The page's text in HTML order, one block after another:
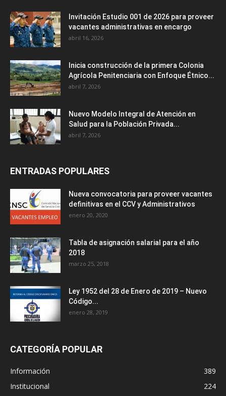
Invitación Estudio 001 de 2026 para proveer
vacantes administrativas en encargo
abril 16, 2026
Inicia construcción de la primera Colonia
Agrícola Penitenciaria con Enfoque Étnico...
abril 7, 2026
Nuevo Modelo Integral de Atención en
Salud para la Población Privada...
abril 7, 2026
ENTRADAS POPULARES
Nueva convocatoria para proveer vacantes
definitivas en el CCV y Administrativos
enero 20, 2020
Tabla de asignación salarial para el año
2018
marzo 25, 2018
Ley 1952 del 28 de Enero de 2019 – Nuevo
Código...
enero 28, 2019
CATEGORÍA POPULAR
Información
389
Institucional
224